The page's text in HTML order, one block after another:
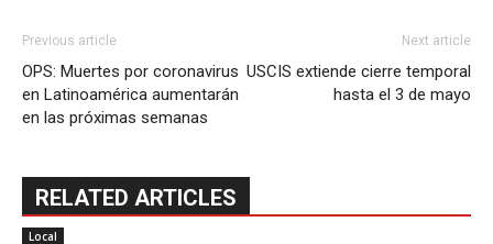
Previous article
OPS: Muertes por coronavirus
en Latinoamérica aumentarán
en las próximas semanas
Next article
USCIS extiende cierre temporal
hasta el 3 de mayo
RELATED ARTICLES
Local